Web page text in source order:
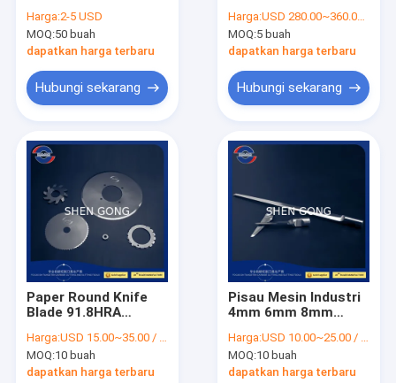
Kontrol kualitas
Hubungi kami
kasus
Pisau Pemotong Kertas
Pisau Slitter Melingkar
Pisau Mesin Industri
Pisau Pemotong Film
Tembaga Aluminium
Foil
Harga:2-5 USD
MOQ:50 buah
dapatkan harga terbaru
Hubungi sekarang
Circular Slitter
Knives 308mm
Harga:USD 280.00~360.00 / PC
MOQ:5 buah
dapatkan harga terbaru
Hubungi sekarang
Paper Round Knife
Blade 91.8HRA
Untuk Mesin
Rewinder
Harga:USD 15.00~35.00 / PC
MOQ:10 buah
dapatkan harga terbaru
Pisau Mesin Industri
4mm 6mm 8mm
untuk Industri
Percetakan
Harga:USD 10.00~25.00 / PC
MOQ:10 buah
dapatkan harga terbaru